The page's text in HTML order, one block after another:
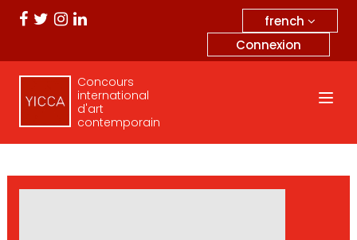
french
Connexion
Concours
international
d'art
contemporain